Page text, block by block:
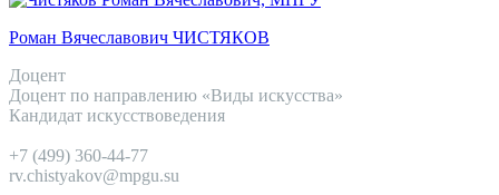
Роман Вячеславович ЧИСТЯКОВ
Доцент
Доцент по направлению «Виды искусства»
Кандидат искусствоведения
+7 (499) 360-44-77
rv.chistyakov@mpgu.su